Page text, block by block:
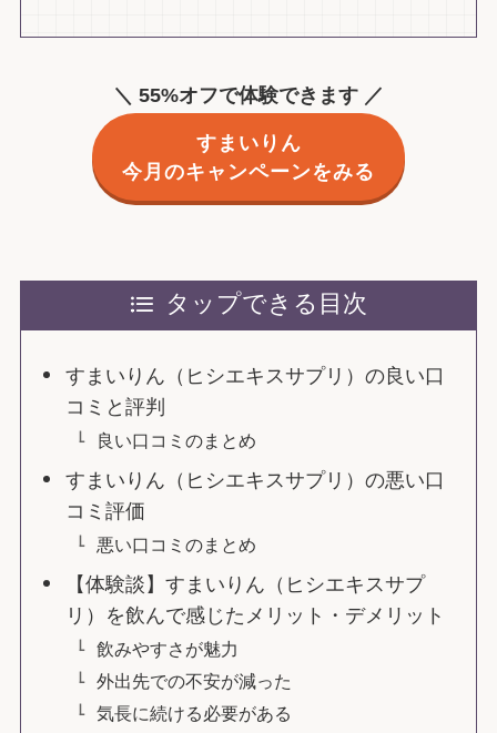
＼ 55%オフで体験できます ／
すまいりん
今月のキャンペーンをみる
タップできる目次
すまいりん（ヒシエキスサプリ）の良い口
コミと評判
良い口コミのまとめ
すまいりん（ヒシエキスサプリ）の悪い口
コミ評価
悪い口コミのまとめ
【体験談】すまいりん（ヒシエキスサプ
リ）を飲んで感じたメリット・デメリット
飲みやすさが魅力
外出先での不安が減った
気長に続ける必要がある